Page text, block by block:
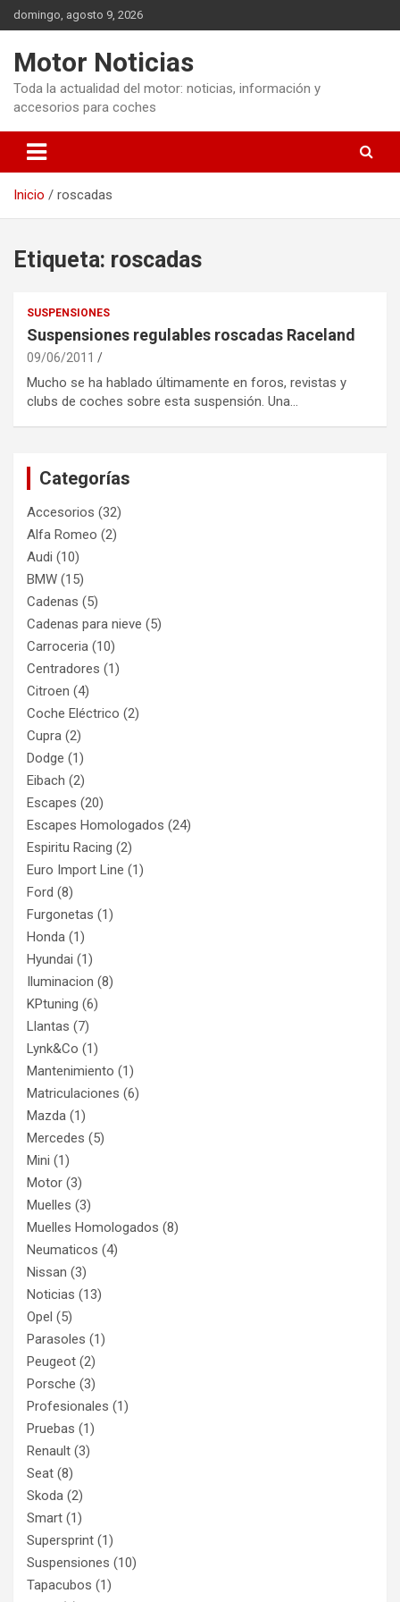
Saltar
al
domingo, agosto 9, 2026
Motor Noticias
Toda la actualidad del motor: noticias, información y
accesorios para coches
Inicio roscadas
Etiqueta: roscadas
SUSPENSIONES
Suspensiones regulables roscadas Raceland
09/06/2011
Mucho se ha hablado últimamente en foros, revistas y
clubs de coches sobre esta suspensión. Una…
Categorías
Accesorios (32)
Alfa Romeo (2)
Audi (10)
BMW (15)
Cadenas (5)
Cadenas para nieve (5)
Carroceria (10)
Centradores (1)
Citroen (4)
Coche Eléctrico (2)
Cupra (2)
Dodge (1)
Eibach (2)
Escapes (20)
Escapes Homologados (24)
Espiritu Racing (2)
Euro Import Line (1)
Ford (8)
Furgonetas (1)
Honda (1)
Hyundai (1)
Iluminacion (8)
KPtuning (6)
Llantas (7)
Lynk&Co (1)
Mantenimiento (1)
Matriculaciones (6)
Mazda (1)
Mercedes (5)
Mini (1)
Motor (3)
Muelles (3)
Muelles Homologados (8)
Neumaticos (4)
Nissan (3)
Noticias (13)
Opel (5)
Parasoles (1)
Peugeot (2)
Porsche (3)
Profesionales (1)
Pruebas (1)
Renault (3)
Seat (8)
Skoda (2)
Smart (1)
Supersprint (1)
Suspensiones (10)
Tapacubos (1)